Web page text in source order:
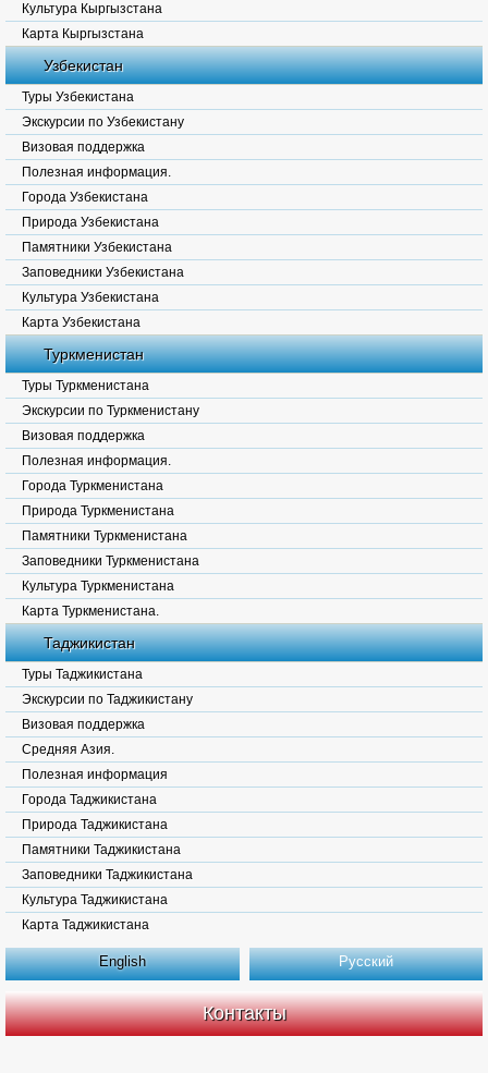
Культура Кыргызстана
Карта Кыргызстана
Узбекистан
Туры Узбекистана
Экскурсии по Узбекистану
Визовая поддержка
Полезная информация.
Города Узбекистана
Природа Узбекистана
Памятники Узбекистана
Заповедники Узбекистана
Культура Узбекистана
Карта Узбекистана
Туркменистан
Туры Туркменистана
Экскурсии по Туркменистану
Визовая поддержка
Полезная информация.
Города Туркменистана
Природа Туркменистана
Памятники Туркменистана
Заповедники Туркменистана
Культура Туркменистана
Карта Туркменистана.
Таджикистан
Туры Таджикистана
Экскурсии по Таджикистану
Визовая поддержка
Средняя Азия.
Полезная информация
Города Таджикистана
Природа Таджикистана
Памятники Таджикистана
Заповедники Таджикистана
Культура Таджикистана
Карта Таджикистана
English Русский
Контакты